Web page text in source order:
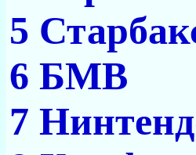
5
6 БМВ
7